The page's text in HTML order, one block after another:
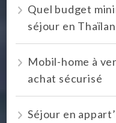
Quel budget
séjour en
Mobil-home à
achat sécurisé
Séjour en